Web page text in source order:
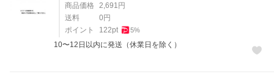
商品価格 2,691 円
送料
0 円
ポイント
122pt 5%
10〜12日以内に発送（休業日を除く）